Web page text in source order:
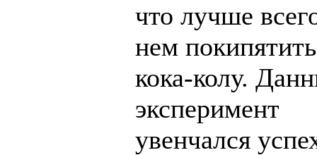
что лучше
нем покипятить
кока-колу.
эксперимент
увенчался